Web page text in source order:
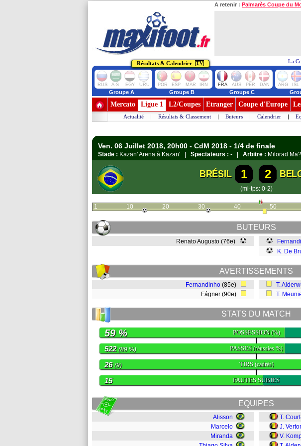
A retenir : Palmarès Coupe du
Résultats & Calendrier TV La
RUS A-S EGY URU POR ESP MAR IRN FRA AUS PER DAN ARG ISL
Groupe A Groupe B Groupe C
Mercato Ligue 1 L2/Coupes Etranger Coupe d'Europe
Actualité | Résultats & Classement | Buteurs | Calendrier |
Ven. 06 Juillet 2018, 20h00 - CdM 2018 - 1/4 de finale
Stade : Kazan' Arena à Kazan' | Spectateurs : - | Arbitre : Milorad
BRÉSIL 1 2
(mi-tps: 0-2)
1 10 20 30 40 50
BUTEURS
Renato Augusto (76e)
K. De
AVERTISSEMENTS
Fernandinho (85e)
Fágner (90e)
T.
T.
STATS DU MATCH
POSSESSION(%)
59 %
PASSES(réussies %)
522(89 %)
TIRS(cadrés)
26(9)
FAUTES SUBIES
15
EQUIPES
Alisson
Marcelo
Miranda
T.
J.
V.